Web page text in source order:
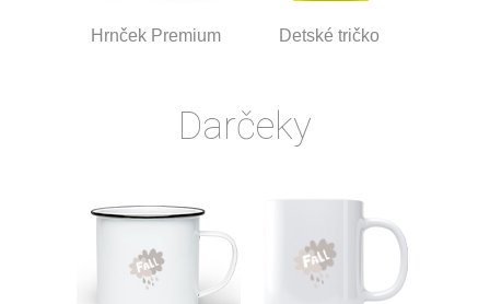
Hrnček Premium Detské tričko
Darčeky